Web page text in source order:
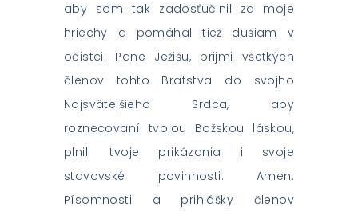
aby som tak zadosťučinil za moje
hriechy a pomáhal tiež dušiam v
očistci. Pane Ježišu, prijmi všetkých
členov tohto Bratstva do svojho
Najsvätejšieho Srdca, aby
roznecovaní tvojou Božskou láskou,
plnili tvoje prikázania i svoje
stavovské povinnosti. Amen.
Písomnosti a prihlášky členov